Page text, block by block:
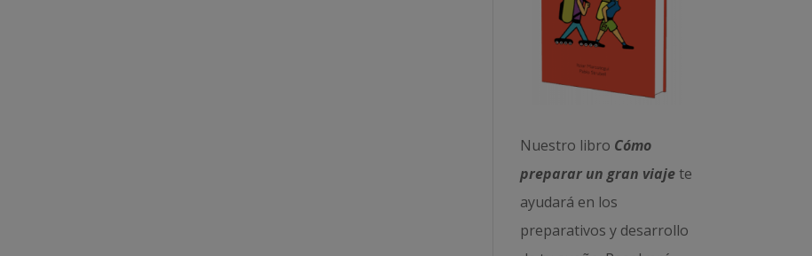
Nuestro libro Cómo
preparar un gran viajete
ayudará en los
preparativos y desarrollo